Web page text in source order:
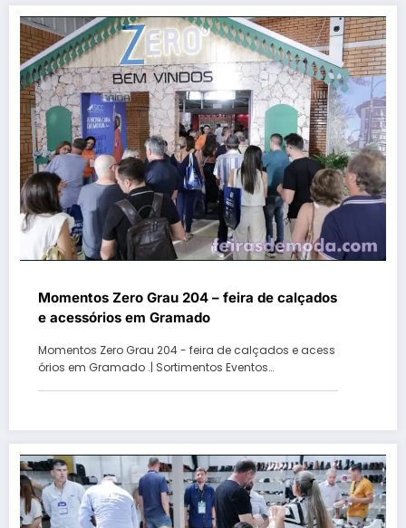
Momentos Zero Grau 204 – feira de calçados
e acessórios em Gramado
Momentos Zero Grau 204 - feira de calçados e acess
órios em Gramado .| Sortimentos Eventos…